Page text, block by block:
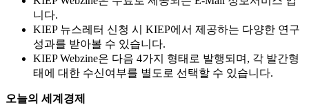
니다.
KIEP 뉴스레터 신청 시 KIEP에서 제공하는 다양한 연구
성과를 받아볼 수 있습니다.
KIEP Webzine은 다음 4가지 형태로 발행되며, 각 발간형
태에 대한 수신여부를 별도로 선택할 수 있습니다.
오늘의 세계경제